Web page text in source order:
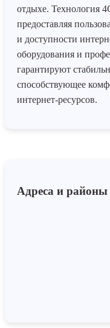
отдыхе. Технология
предоставляя
и доступности
оборудования и
гарантируют
способствующее
интернет-ресурсов.
Адреса и районы